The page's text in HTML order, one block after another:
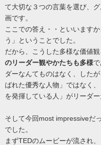
て大切な３つの言葉を選び、
画です。
ここでの答え・・といいます
う」ということでした。
だから、こうした多様な価値
のリーダー観やかたちも多様
ダーなんてものはなく、した
ばれた優秀な人物」ではなく
を発揮している人」がリーダー
そして今回most impressiveだ
でした。
まずTEDのムービーが流され、